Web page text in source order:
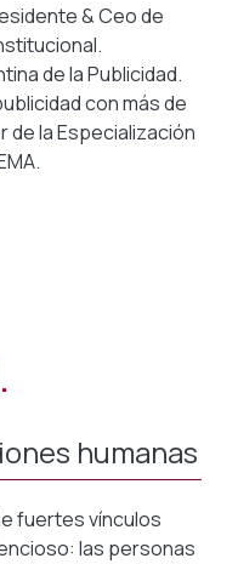
& Ceo de
de la Publicidad.
con más de
de la Especialización
humanas
fuertes vínculos
las personas